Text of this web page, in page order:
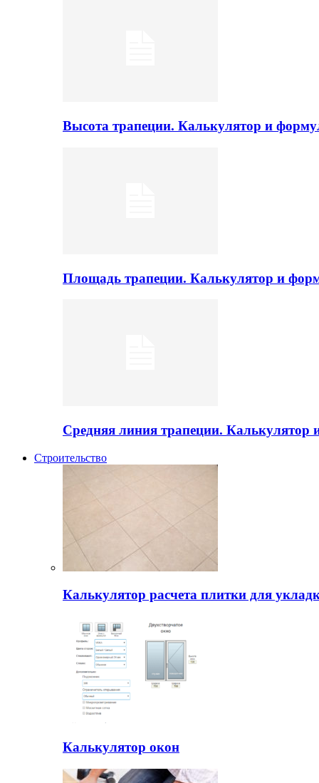
Высота трапеции. Калькулятор и
Площадь трапеции. Калькулятор и
Средняя линия трапеции.
Строительство
Калькулятор расчета плитки для
Калькулятор окон